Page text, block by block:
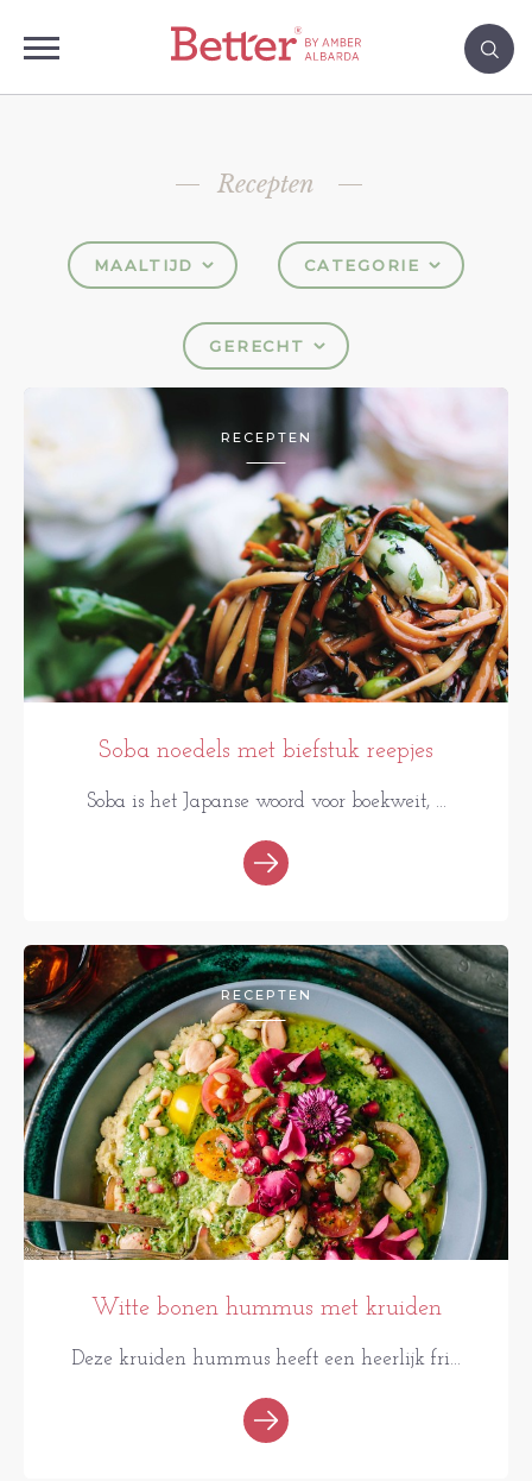
Recepten
MAALTIJD CATEGORIE
GERECHT
RECEPTEN
Soba noedels met biefstuk reepjes
Soba is het Japanse woord voor boekweit, ...
RECEPTEN
Witte bonen hummus met kruiden
Deze kruiden hummus heeft een heerlijk fri...